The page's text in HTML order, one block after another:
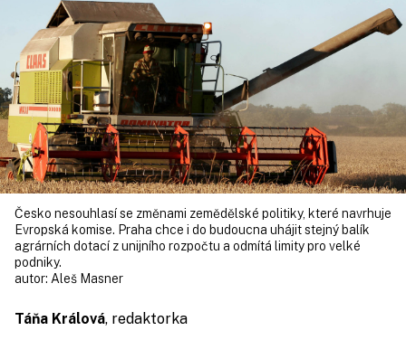
Česko nesouhlasí se změnami zemědělské politiky, které navrhuje
Evropská komise. Praha chce i do budoucna uhájit stejný balík
agrárních dotací z unijního rozpočtu a odmítá limity pro velké
podniky.
autor: Aleš Masner
Táňa Králová, redaktorka